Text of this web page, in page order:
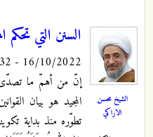
الشيخ محسن
الاراكي
السنن التي تحكم
16/10/2022 - 13:32
إنّ من أهمّ ما تصدّى
المجيد هو بيان
تطوّره منذ بداية